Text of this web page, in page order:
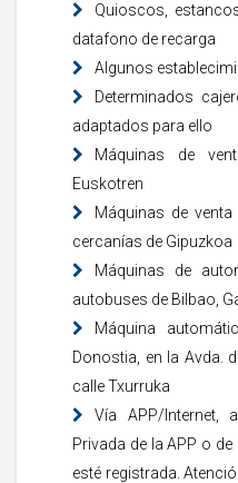
Quioscos,
datafono de recarga
Algunos
Determinados
adaptados para ello
Máquinas de
Euskotren
Máquinas de
cercanías de Gipuzkoa
Máquinas de
autobuses de Bilbao,
Máquina
Donostia, en la Avda.
calle Txurruka
Vía APP/Internet,
Privada de la APP o
esté registrada.